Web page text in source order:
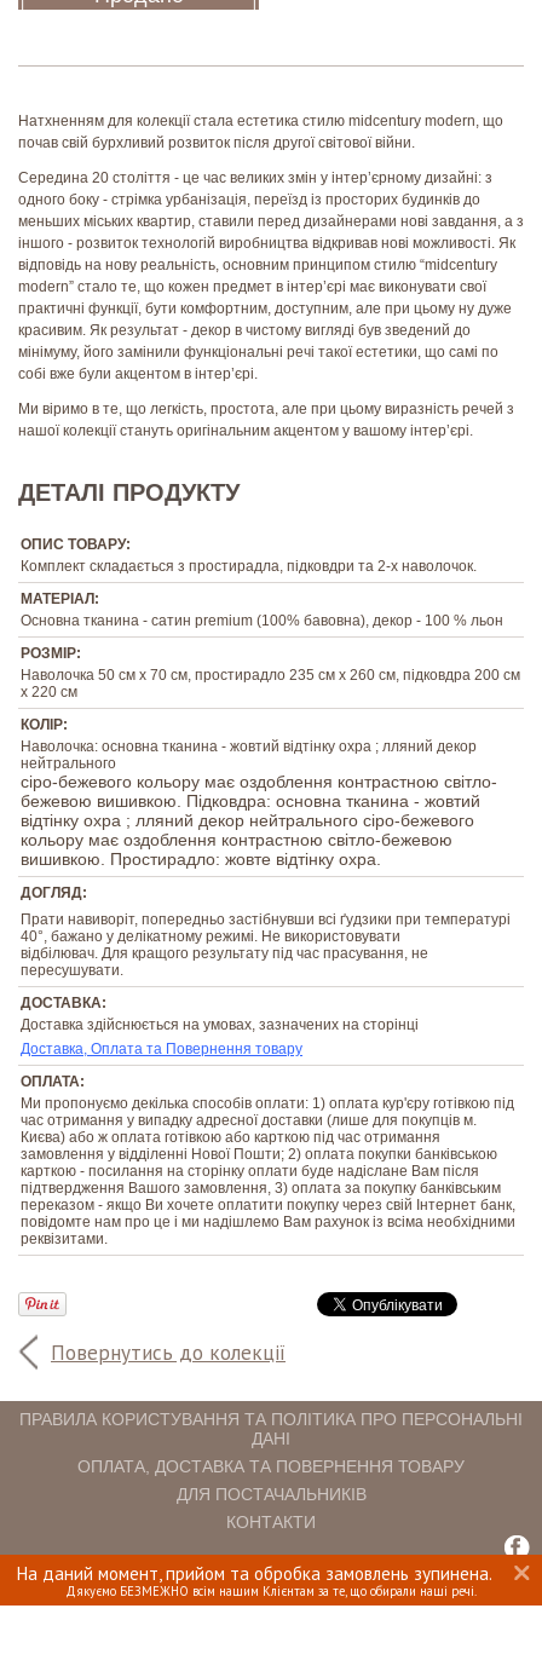
На даний момент, прийом та обробка замовлень зупинена.
Дякуємо БЕЗМЕЖНО всім нашим Клієнтам за те, що обирали наші речі.
Повернутись до колекції
Натхненням для колекції стала естетика стилю midcentury modern, що
почав свій бурхливий розвиток після другої світової війни.
Середина 20 століття - це час великих змін у інтер’єрному дизайні: з
одного боку - стрімка урбанізація, переїзд із просторих будинків до
меньших міських квартир, ставили перед дизайнерами нові завдання, а з
іншого - розвиток технологій виробництва відкривав нові можливості. Як
відповідь на нову реальність, основним принципом стилю “midcentury
modern” стало те, що кожен предмет в інтер’єрі має виконувати свої
практичні функції, бути комфортним, доступним, але при цьому ну дуже
красивим. Як результат - декор в чистому вигляді був зведений до
мінімуму, його замінили функціональні речі такої естетики, що самі по
собі вже були акцентом в інтер’єрі.
Ми віримо в те, що легкість, простота, але при цьому виразність речей з
нашої колекції стануть оригінальним акцентом у вашому інтер’єрі.
ДЕТАЛІ ПРОДУКТУ
ОПИС ТОВАРУ:
Комплект складається з простирадла, підковдри та 2-х наволочок.
МАТЕРІАЛ:
Основна тканина - сатин premium (100% бавовна), декор - 100 % льон
РОЗМІР:
Наволочка 50 см х 70 см, простирадло 235 см х 260 см, підковдра 200 см
х 220 см
КОЛІР:
Наволочка: основна тканина - жовтий відтінку охра ; лляний декор
нейтрального
сіро-бежевого кольору має оздоблення контрастною світло-
бежевою вишивкою. Підковдра: основна тканина - жовтий
відтінку охра ; лляний декор нейтрального сіро-бежевого
кольору має оздоблення контрастною світло-бежевою
вишивкою. Простирадло: жовте відтінку охра.
ДОГЛЯД:
Прати навиворіт, попередньо застібнувши всі ґудзики при температурі
40°, бажано у делікатному режимі. Не використовувати
відбілювач. Для кращого результату під час прасування, не
пересушувати.
ДОСТАВКА:
Доставка здійснюється на умовах, зазначених на сторінці
Доставка, Оплата та Повернення товару
ОПЛАТА:
Ми пропонуємо декілька способів оплати: 1) оплата кур'єру готівкою під
час отримання у випадку адресної доставки (лише для покупців м.
Києва) або ж оплата готівкою або карткою під час отримання
замовлення у відділенні Нової Пошти; 2) оплата покупки банківською
карткою - посилання на сторінку оплати буде надіслане Вам після
підтвердження Вашого замовлення, 3) оплата за покупку банківським
переказом - якщо Ви хочете оплатити покупку через свій Інтернет банк,
повідомте нам про це і ми надішлемо Вам рахунок із всіма необхідними
реквізитами.
ПРАВИЛА КОРИСТУВАННЯ ТА ПОЛІТИКА ПРО ПЕРСОНАЛЬНІ
ДАНІ
ОПЛАТА, ДОСТАВКА ТА ПОВЕРНЕННЯ ТОВАРУ
ДЛЯ ПОСТАЧАЛЬНИКІВ
КОНТАКТИ
INTERIOMANIA © 2018. ВСІ ПРАВА ЗАХИЩЕНІ.